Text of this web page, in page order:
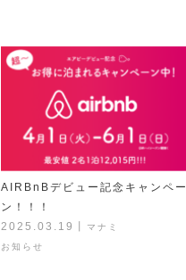
AIRBnBデビュー記念キャンペー
ン！！！
2025.03.19
マナミ
お知らせ